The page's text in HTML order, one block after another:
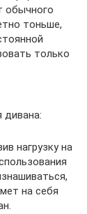
обычного
тоньше,
только
дивана:
нагрузку на
на себя